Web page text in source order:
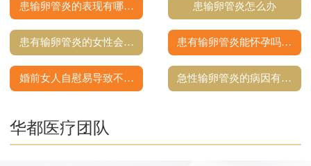
患输卵管炎的表现有哪… 患输卵管炎怎么办
患有输卵管炎的女性会… 患有输卵管炎能怀孕吗…
婚前女人自慰易导致不… 急性输卵管炎的病因有…
华都医疗团队